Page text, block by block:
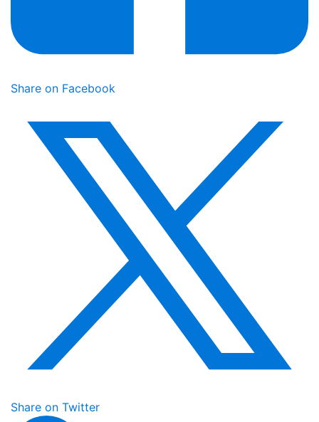
Share on Facebook
Share on Twitter